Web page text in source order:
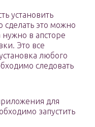
установить
сделать это можно
нужно в апсторе
Это все
любого
следовать
для
запустить